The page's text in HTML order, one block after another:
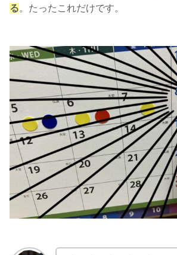
る。たったこれだけです。